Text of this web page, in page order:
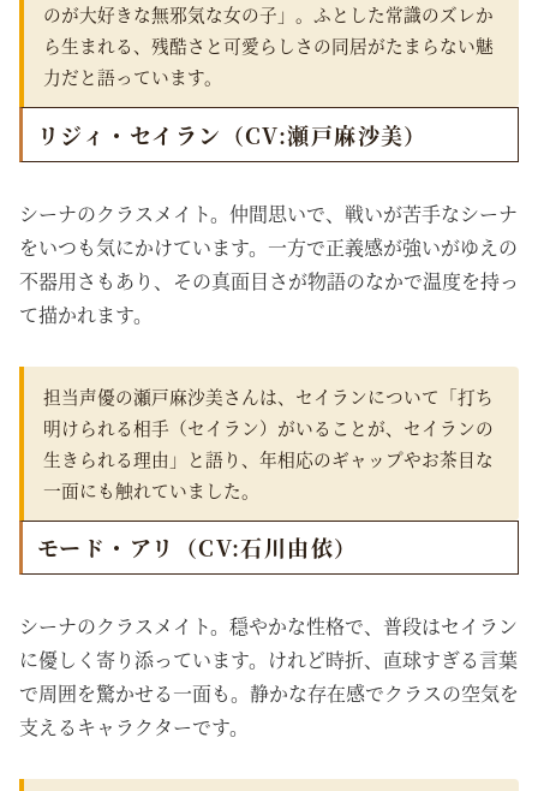
のが大好きな無邪気な女の子」。ふとした常識のズレか
ら生まれる、残酷さと可愛らしさの同居がたまらない魅
力だと語っています。
リジィ・セイラン（CV:瀬戸麻沙美）
シーナのクラスメイト。仲間思いで、戦いが苦手なシーナ
をいつも気にかけています。一方で正義感が強いがゆえの
不器用さもあり、その真面目さが物語のなかで温度を持っ
て描かれます。
担当声優の瀬戸麻沙美さんは、セイランについて「打ち
明けられる相手（セイラン）がいることが、セイランの
生きられる理由」と語り、年相応のギャップやお茶目な
一面にも触れていました。
モード・アリ（CV:石川由依）
シーナのクラスメイト。穏やかな性格で、普段はセイラン
に優しく寄り添っています。けれど時折、直球すぎる言葉
で周囲を驚かせる一面も。静かな存在感でクラスの空気を
支えるキャラクターです。